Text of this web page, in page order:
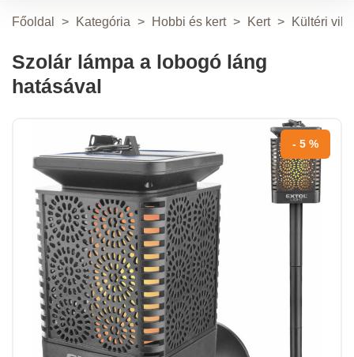
Főoldal > Kategória > Hobbi és kert > Kert > Kültéri
Szolár lámpa a lobogó láng
hatásával
- 5 %